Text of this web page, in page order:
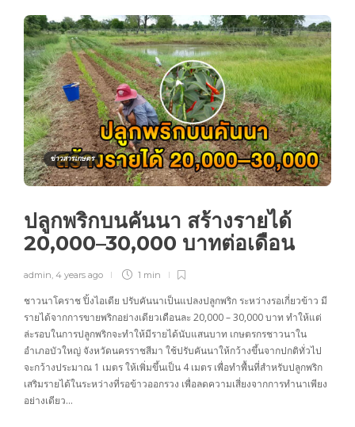
ข่าวสารเกษตร
ปลูกพริกบนคันนา สร้างรายได้
20,000–30,000 บาทต่อเดือน
admin, 4 years ago 1 min
ชาวนาโคราช ปิ้งไอเดีย ปรับคันนาเป็นแปลงปลูกพริก ระหว่างรอเกี่ยวข้าว มี
รายได้จากการขายพริกอย่างเดียวเดือนละ 20,000 – 30,000 บาท ทำให้แต่
ล่ะรอบในการปลูกพริกจะทำให้มีรายได้นับแสนบาท เกษตรกรชาวนาใน
อำเภอบัวใหญ่ จังหวัดนครราชสีมา ใช้ปรับคันนาให้กว้างขึ้นจากปกติทั่วไป
จะกว้างประมาณ 1 เมตร ให้เพิ่มขึ้นเป็น 4 เมตร เพื่อทำพื้นที่สำหรับปลูกพริก
เสริมรายได้ในระหว่างที่รอข้าวออกรวง เพื่อลดความเสี่ยงจากการทำนาเพียง
อย่างเดียว…